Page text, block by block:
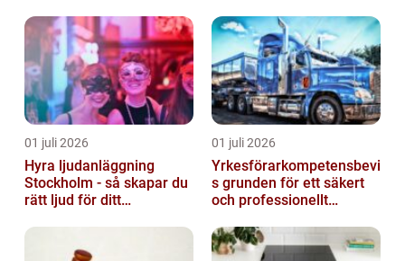
01 juli 2026
Hyra ljudanläggning
Stockholm - så skapar du
rätt ljud för ditt
01 juli 2026
Yrkesförarkompetensbevi
s grunden för ett säkert
och professionellt